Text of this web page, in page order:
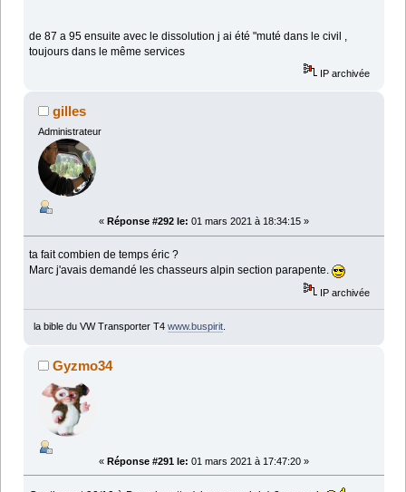
de 87 a 95 ensuite avec le dissolution j ai été "muté dans le civil ,
toujours dans le même services
IP archivée
gilles
Administrateur
« Réponse #292 le: 01 mars 2021 à 18:34:15 »
ta fait combien de temps éric ?
Marc j'avais demandé les chasseurs alpin section parapente.
IP archivée
la bible du VW Transporter T4 www.buspirit.
Gyzmo34
« Réponse #291 le: 01 mars 2021 à 17:47:20 »